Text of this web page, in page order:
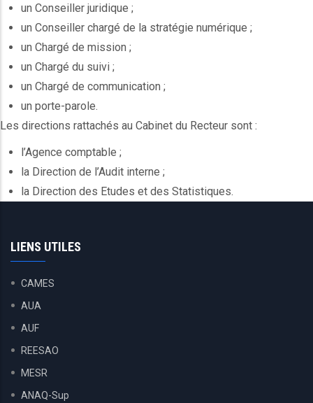
un Conseiller juridique ;
un Conseiller chargé de la stratégie numérique ;
un Chargé de mission ;
un Chargé du suivi ;
un Chargé de communication ;
un porte-parole.
Les directions rattachés au Cabinet du Recteur sont :
l’Agence comptable ;
la Direction de l’Audit interne ;
la Direction des Etudes et des Statistiques.
LIENS UTILES
CAMES
AUA
AUF
REESAO
MESR
ANAQ-Sup